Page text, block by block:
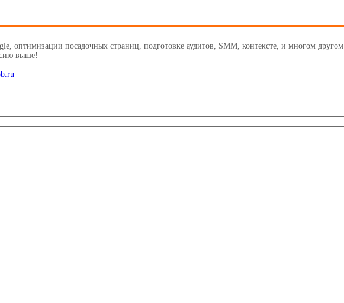
оптимизации посадочных страниц, подготовке аудитов, SMM, контексте, и многом другом.
выше!